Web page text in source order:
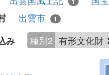
出雲市 1
み 種別2 有形文化財